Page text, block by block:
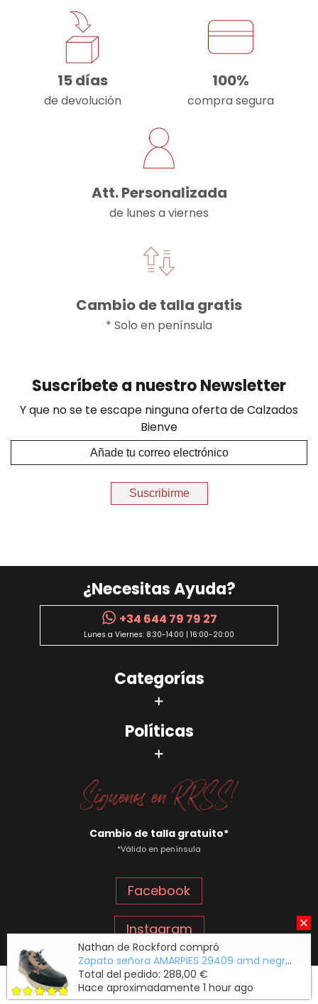
15 días
de devolución
100%
compra segura
Att. Personalizada
de lunes a viernes
Cambio de talla gratis
* Solo en península
Suscríbete a nuestro Newsletter
Y que no se te escape ninguna oferta de Calzados
Bienve
Suscribirme
¿Necesitas Ayuda?
+34 644 79 79 27
Lunes a Viernes: 8:30-14:00 | 16:00-20:00
Categorías
Políticas
Cambio de talla gratuito*
*Válido en península
Facebook
Instagram
2024 | Calzados Bienve
Nathan de Rockford compró
Zapato señora AMARPIES 29409 amd negro
Total del pedido: 288,00 €
Hace aproximadamente 1 hour ago